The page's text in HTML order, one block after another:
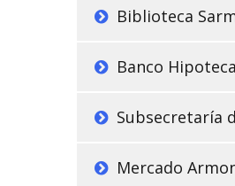
Biblioteca
Banco
Subsecretaría
Mercado